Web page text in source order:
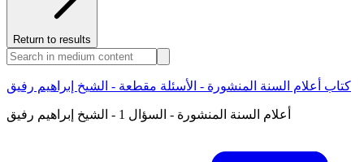
Return to results
كتاب أعلام السنة المنشورة - الأسئلة مقطعة - الشيخ إبراهيم رفيق
أعلام السنة المنشورة - السؤال 1 - الشيخ إبراهيم رفيق